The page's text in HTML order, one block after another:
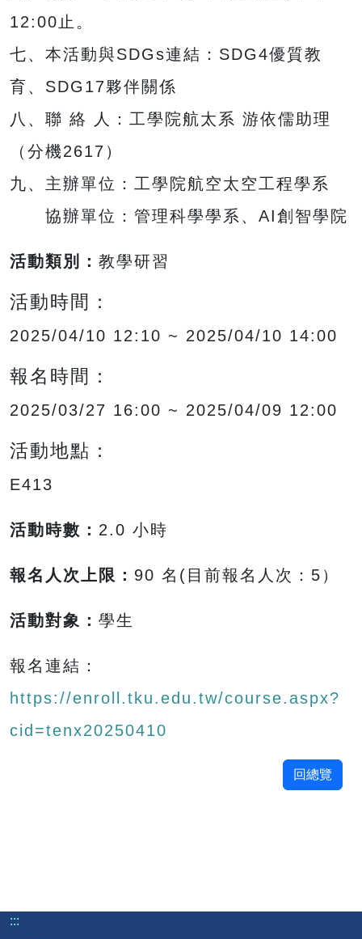
12:00止。
七、本活動與SDGs連結：SDG4優質教
育、SDG17夥伴關係
八、聯 絡 人：工學院航太系 游依儒助理
（分機2617）
九、主辦單位：工學院航空太空工程學系
協辦單位：管理科學學系、AI創智學院
活動類別： 教學研習
活動時間：
2025/04/10 12:10 ~ 2025/04/10 14:00
報名時間：
2025/03/27 16:00 ~ 2025/04/09 12:00
活動地點：
E413
活動時數： 2.0 小時
報名人次上限： 90 名(目前報名人次：5）
活動對象： 學生
報名連結：
https://enroll.tku.edu.tw/course.aspx?
cid=tenx20250410
回總覽
:::